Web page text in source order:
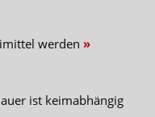
werden
ist keimabhängig